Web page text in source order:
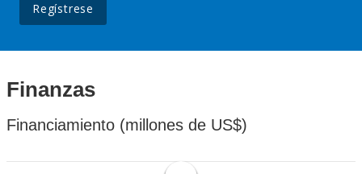
Regístrese
Finanzas
Financiamiento (millones de US$)